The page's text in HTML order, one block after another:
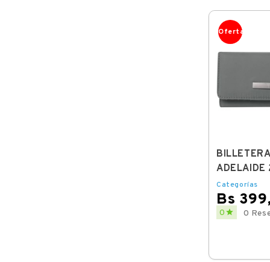
Oferta
ADELAIDE
Categorías
Bs
Price
0  0